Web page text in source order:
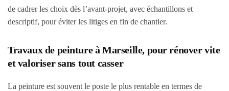
de cadrer les choix dès l’avant-projet, avec échantillons et
descriptif, pour éviter les litiges en fin de chantier.
Travaux de peinture à Marseille, pour rénover vite
et valoriser sans tout casser
La peinture est souvent le poste le plus rentable en termes de